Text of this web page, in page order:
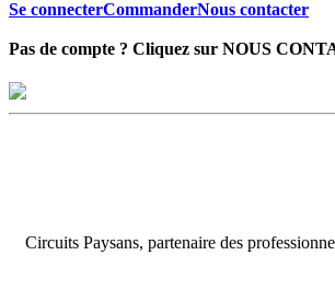
Se connecterCommanderNous contacter
Pas de compte ? Cliquez sur NOUS
Circuits Paysans, partenaire des